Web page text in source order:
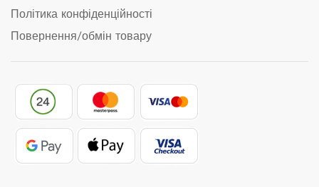
Політика конфіденційності
Повернення/обмін товару